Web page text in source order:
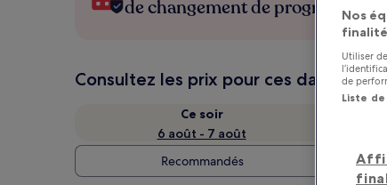
de changement de programme
Consultez les prix pour ces dates
Ce soir
6 août - 7 août
Recommandés
Nos
Utiliser
de
Liste